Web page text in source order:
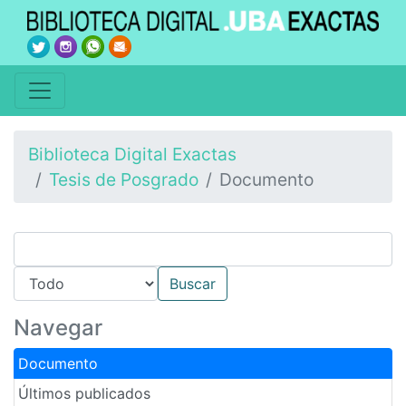
Biblioteca Digital Exactas
Tesis de Posgrado
Documento
Navegar
Documento
Últimos publicados